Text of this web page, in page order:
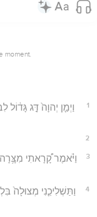
moment.
1
וַיְמַ֤ן יְהוָה֙ דָּ֣ג גָּד֔וֹל
2
3
וַיֹּ֗אמֶר קָ֠רָאתִי מִצָּ֥רָה
4
וַתַּשְׁלִיכֵ֤נִי מְצוּלָה֙